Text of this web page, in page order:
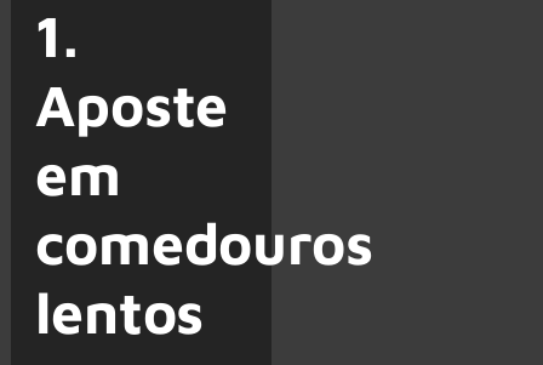
1.
Aposte
em
comedouros
lentos